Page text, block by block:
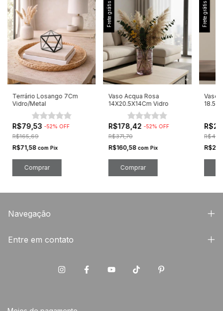
Terrário Losango 7Cm
Vidro/Metal
R$79,53 -52% OFF
R$165,69
R$71,58 com Pix
Frete grátis
Vaso Acqua Rosa
14X20.5X14Cm Vidro
R$178,42 -52% OFF
R$371,70
R$160,58 com Pix
Frete grátis
Vaso
Navegação
Entre em contato